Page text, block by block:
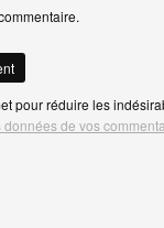
pour réduire les
de vos